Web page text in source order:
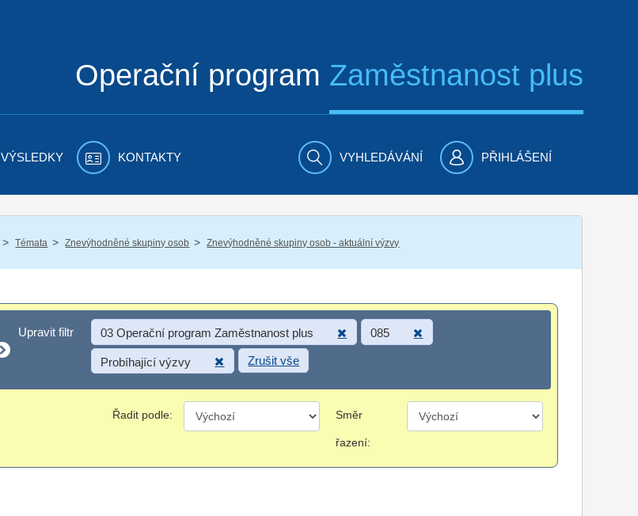
Operační program Zaměstnanost plus
VÝSLEDKY KONTAKTY VYHLEDÁVÁNÍ PŘIHLÁŠENÍ
/ Témata / Znevýhodněné skupiny osob / Znevýhodněné skupiny osob - aktuální výzvy
Upravit filtr
Upravit filtr 03 Operační program Zaměstnanost plus 085
Probíhající výzvy Zrušit vše
Řadit podle: Směr
řazení: